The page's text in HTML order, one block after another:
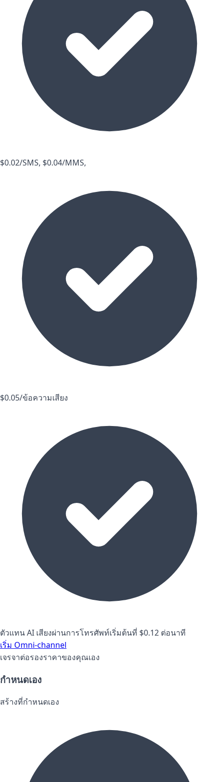
$0.02/SMS, $0.04/MMS,
$0.05/ข้อความเสียง
ตัวแทน AI เสียงผ่านการโทรศัพท์เริ่มต้นที่ $0.12 ต่อนาที
เริ่ม Omni-channel
เจรจาต่อรองราคาของคุณเอง
กำหนดเอง
สร้างที่กำหนดเอง